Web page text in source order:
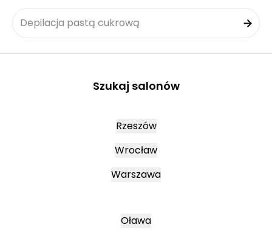
Depilacja pastą cukrową
Szukaj salonów
Rzeszów
Wrocław
Warszawa
Oława